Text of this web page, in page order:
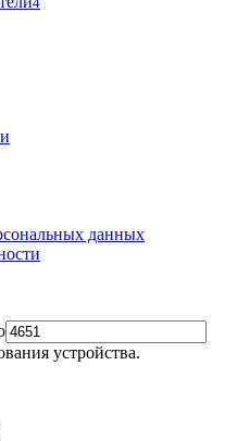
данных
устройства.